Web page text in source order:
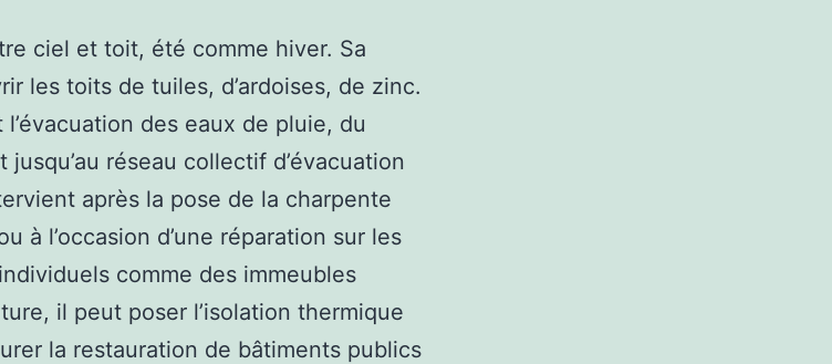
ciel et toit, été comme hiver. Sa
les toits de tuiles, d’ardoises, de zinc.
des eaux de pluie, du
jusqu’au réseau collectif d’évacuation
après la pose de la charpente
à l’occasion d’une réparation sur les
comme des immeubles
il peut poser l’isolation thermique
la restauration de bâtiments publics